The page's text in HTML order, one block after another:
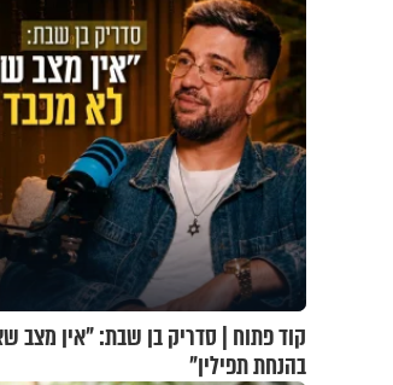
קוד פתוח | סדריק בן שבת: "אין מצב
בהנחת תפילין"